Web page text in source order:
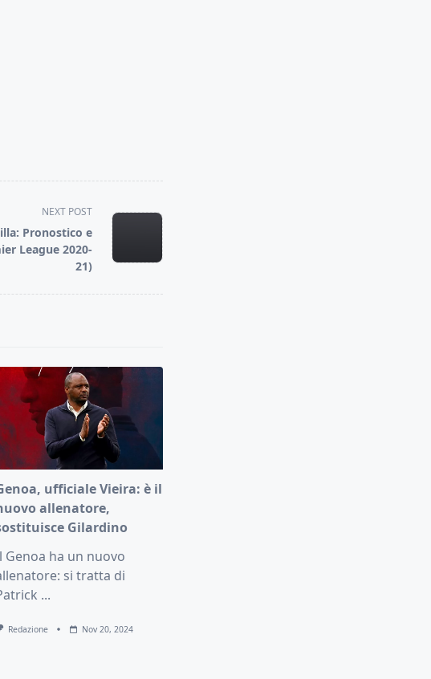
NEXT POST
Pronostico e
League 2020-
21)
ufficiale Vieira: è il
allenatore,
Gilardino
Genoa ha un nuovo
si tratta di
...
Redazione Nov 20, 2024